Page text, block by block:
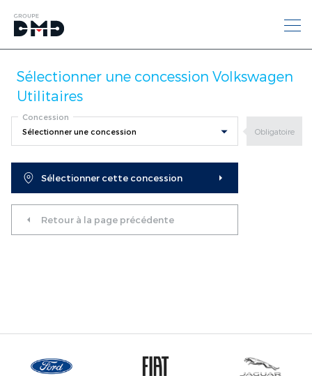
Accueil Véhicules à saisir - Volkswagen Utilitaires
Découvrez nos offres
Véhicules neufs
Sélectionner une concession Volkswagen
Utilitaires
Concession
Sélectionner cette concession
Retour à la page précédente